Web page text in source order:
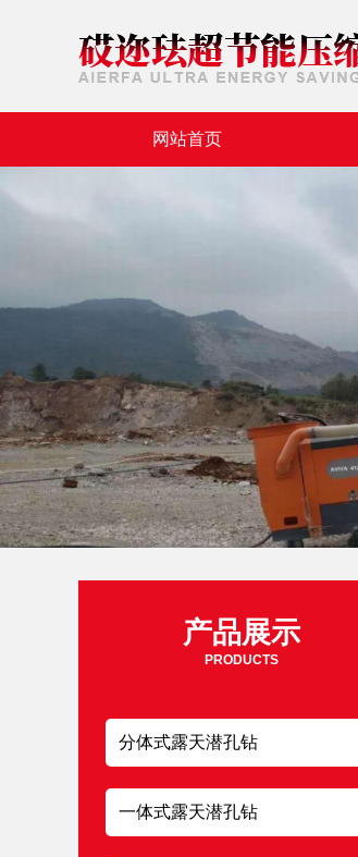
网站首页
产品展示
PRODUCTS
分体式露天潜孔钻
一体式露天潜孔钻